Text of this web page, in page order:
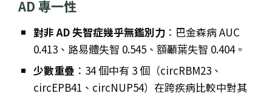
AD 專一性
對非 AD 失智症幾乎無鑑別力 ：巴金森病 AUC
0.413、路易體失智 0.545、額顳葉失智 0.404。
少數重疊 ：34 個中有 3 個（circRBM23、
circEPB41、circNUP54）在跨疾病比較中對其